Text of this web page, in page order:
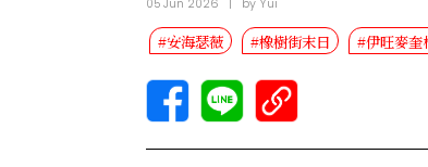
05 Jun 2026 | by Yui
#安海瑟薇 #橡樹街末日 #伊旺麥奎